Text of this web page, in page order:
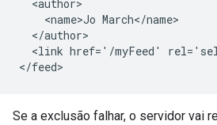
  <author>
    <name>Jo March</name>
  </author>
<link href='/myFeed'
Se a exclusão falhar, o servidor vai